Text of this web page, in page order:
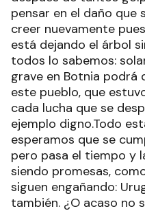
pensar en el daño que
creer nuevamente
está dejando el árbol
todos lo sabemos:
grave en Botnia podrá
este pueblo, que
cada lucha que se
ejemplo digno.Todo
esperamos que se
pero pasa el tiempo y
siendo promesas,
siguen engañando:
también. ¿O acaso no